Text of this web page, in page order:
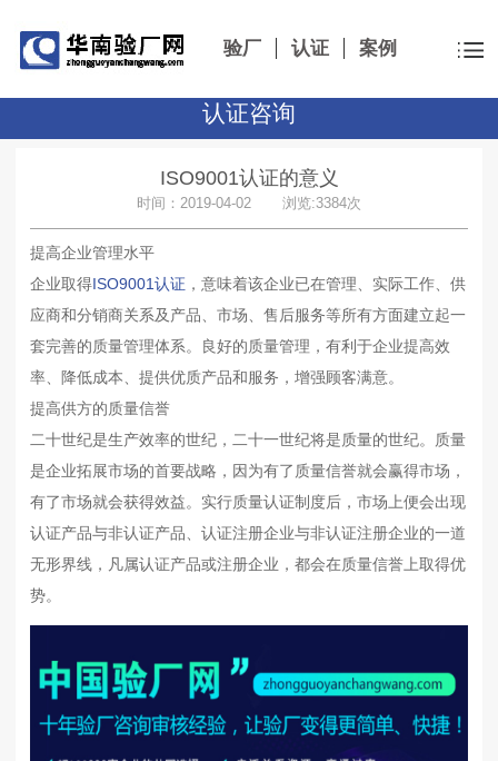
验厂 认证 案例
认证咨询
ISO9001认证的意义
时间：2019-04-02 浏览:3384次
提高企业管理水平
企业取得ISO9001认证 ，意味着该企业已在管理、实际工作、供
应商和分销商关系及产品、市场、售后服务等所有方面建立起一
套完善的质量管理体系。良好的质量管理，有利于企业提高效
率、降低成本、提供优质产品和服务，增强顾客满意。
提高供方的质量信誉
二十世纪是生产效率的世纪，二十一世纪将是质量的世纪。质量
是企业拓展市场的首要战略，因为有了质量信誉就会赢得市场，
有了市场就会获得效益。实行质量认证制度后，市场上便会出现
认证产品与非认证产品、认证注册企业与非认证注册企业的一道
无形界线，凡属认证产品或注册企业，都会在质量信誉上取得优
势。